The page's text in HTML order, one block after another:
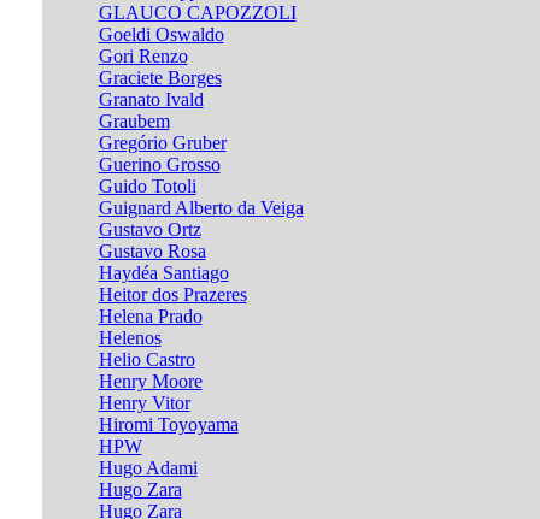
GLAUCO CAPOZZOLI
Goeldi Oswaldo
Gori Renzo
Graciete Borges
Granato Ivald
Graubem
Gregório Gruber
Guerino Grosso
Guido Totoli
Guignard Alberto da Veiga
Gustavo Ortz
Gustavo Rosa
Haydéa Santiago
Heitor dos Prazeres
Helena Prado
Helenos
Helio Castro
Henry Moore
Henry Vitor
Hiromi Toyoyama
HPW
Hugo Adami
Hugo Zara
Hugo Zara